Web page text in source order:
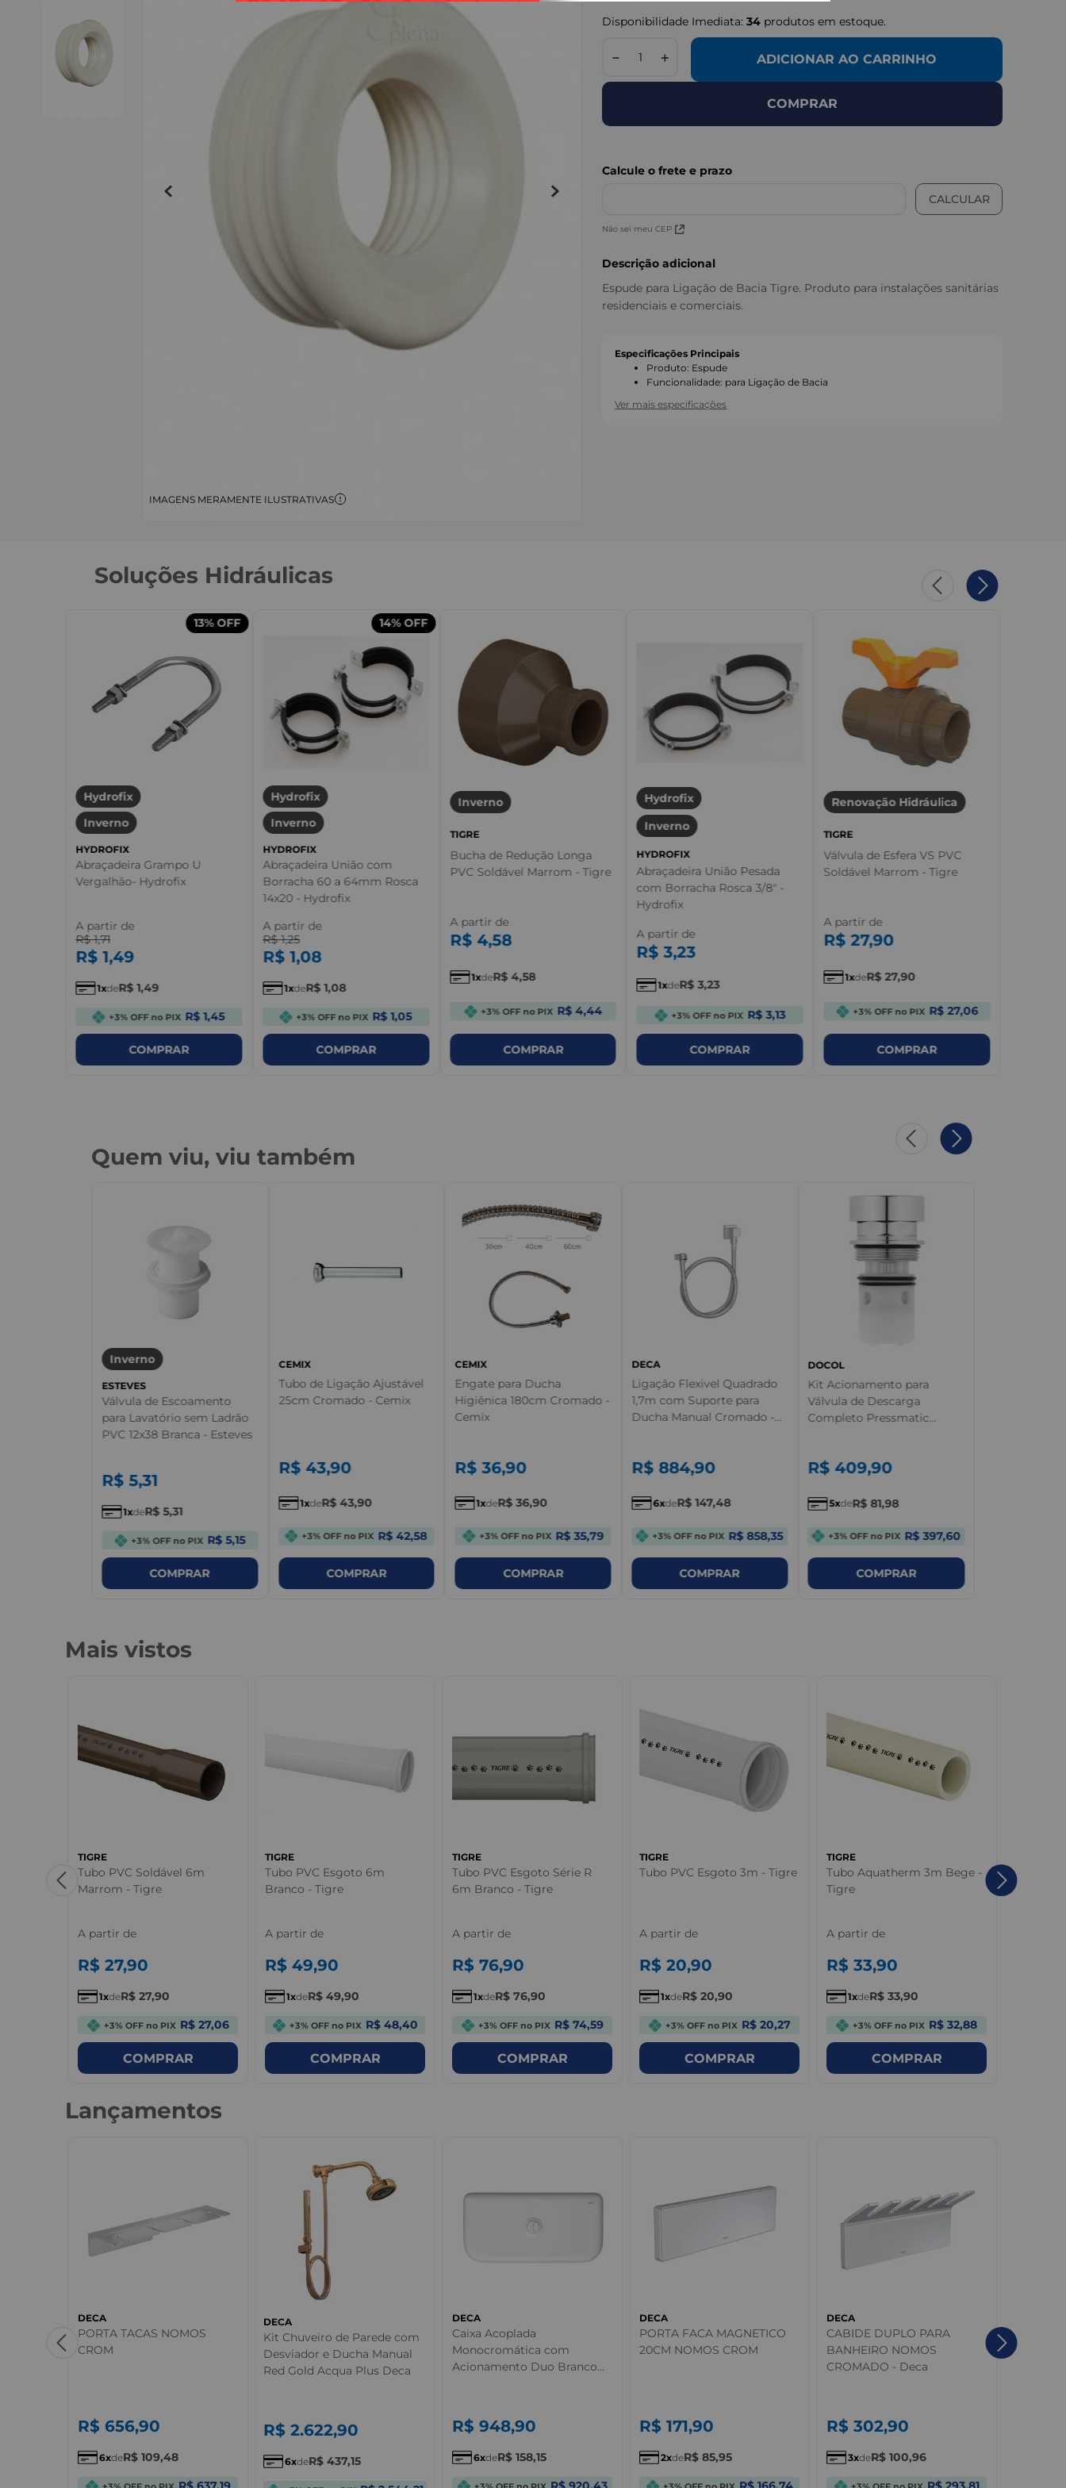
IMAGENS MERAMENTE ILUSTRATIVAS
Disponibilidade Imediata:34 produtos em estoque.
＋
－ ADICIONAR AO CARRINHO
COMPRAR
Não sei meu CEP
Descrição adicional
Espude para Ligação de Bacia Tigre. Produto para instalações sanitárias
residenciais e comerciais.
Especificações Principais
Produto: Espude
Funcionalidade: para Ligação de Bacia
Ver mais especificações
Soluções Hidráulicas
13%OFF
Hydrofix
Inverno
HYDROFIX
Abraçadeira Grampo U
Vergalhão- Hydrofix
A partir de
R$ 1,71
R$ 1,49
1 deR$ 1,49
+3% OFF no PIX R$ 1,45
COMPRAR
14%OFF
Hydrofix
Inverno
HYDROFIX
Abraçadeira União com
Borracha 60 a 64mm Rosca
14x20 - Hydrofix
A partir de
R$ 1,25
R$ 1,08
1 deR$ 1,08
+3% OFF no PIX R$ 1,05
COMPRAR
Inverno
TIGRE
Bucha de Redução Longa
PVC Soldável Marrom - Tigre
A partir de
R$ 4,58
1 deR$ 4,58
+3% OFF no PIX R$ 4,44
COMPRAR
Hydrofix
Inverno
HYDROFIX
Abraçadeira União Pesada
com Borracha Rosca 3/8" -
Hydrofix
A partir de
R$ 3,23
1 deR$ 3,23
+3% OFF no PIX R$ 3,13
COMPRAR
Renovação Hidráulica
TIGRE
Válvula de Esfera VS PVC
Soldável Marrom - Tigre
A partir de
R$ 27,90
1 deR$ 27,90
+3% OFF no PIX R$ 27,06
COMPRAR
Quem viu, viu também
Inverno
ESTEVES
Válvula de Escoamento
para Lavatório sem Ladrão
PVC 12x38 Branca - Esteves
R$ 5,31
1 deR$ 5,31
+3% OFF no PIX R$ 5,15
COMPRAR
CEMIX
Tubo de Ligação Ajustável
25cm Cromado - Cemix
R$ 43,90
1 deR$ 43,90
+3% OFF no PIX R$ 42,58
COMPRAR
CEMIX
Engate para Ducha
Higiênica 180cm Cromado -
Cemix
R$ 36,90
1 deR$ 36,90
+3% OFF no PIX R$ 35,79
COMPRAR
DECA
Ligação Flexivel Quadrado
1,7m com Suporte para
Ducha Manual Cromado -
R$ 884,90
6 deR$ 147,48
+3% OFF no PIX R$ 858,35
COMPRAR
DOCOL
Kit Acionamento para
Válvula de Descarga
Completo Pressmatic
R$ 409,90
5 deR$ 81,98
+3% OFF no PIX R$ 397,60
COMPRAR
Mais vistos
TIGRE
Tubo PVC Soldável 6m
Marrom - Tigre
A partir de
R$ 27,90
1 deR$ 27,90
+3% OFF no PIX R$ 27,06
COMPRAR
TIGRE
Tubo PVC Esgoto 6m
Branco - Tigre
A partir de
R$ 49,90
1 deR$ 49,90
+3% OFF no PIX R$ 48,40
COMPRAR
TIGRE
Tubo PVC Esgoto Série R
6m Branco - Tigre
A partir de
R$ 76,90
1 deR$ 76,90
+3% OFF no PIX R$ 74,59
COMPRAR
TIGRE
Tubo PVC Esgoto 3m - Tigre
A partir de
R$ 20,90
1 deR$ 20,90
+3% OFF no PIX R$ 20,27
COMPRAR
TIGRE
Tubo Aquatherm 3m Bege -
Tigre
A partir de
R$ 33,90
1 deR$ 33,90
+3% OFF no PIX R$ 32,88
COMPRAR
Rosca
Lançamentos
DECA
PORTA TACAS NOMOS
CROM
R$ 656,90
6 deR$ 109,48
DECA
Kit Chuveiro de Parede com
Desviador e Ducha Manual
Red Gold Acqua Plus Deca
R$ 2.622,90
6 deR$ 437,15
DECA
Caixa Acoplada
Monocromática com
Acionamento Duo Branco
R$ 948,90
6 deR$ 158,15
DECA
PORTA FACA MAGNETICO
20CM NOMOS CROM
R$ 171,90
2 deR$ 85,95
DECA
CABIDE DUPLO PARA
BANHEIRO NOMOS
CROMADO - Deca
R$ 302,90
3 deR$ 100,96
Cabide